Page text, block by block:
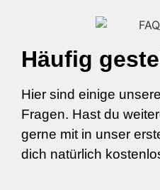
Häufig
Hier sind einige
Fragen. Hast du
gerne mit in unser
dich natürlich